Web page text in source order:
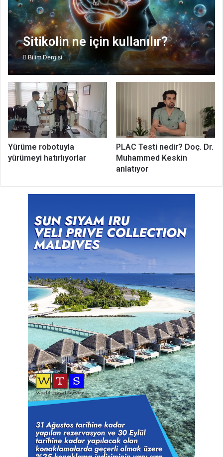
Sitikolin ne için kullanılır?
Bilim Dergisi
Yürüme robotuyla
yürümeyi hatırlıyorlar
PLAC Testi nedir? Doç. Dr.
Muhammed Keskin
anlatıyor